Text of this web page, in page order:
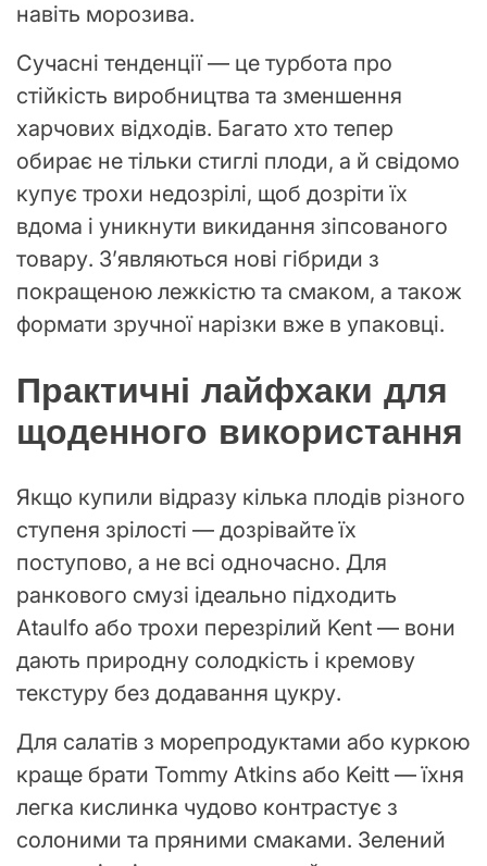
навіть морозива.
Сучасні тенденції — це турбота про
стійкість виробництва та зменшення
харчових відходів. Багато хто тепер
обирає не тільки стиглі плоди, а й свідомо
купує трохи недозрілі, щоб дозріти їх
вдома і уникнути викидання зіпсованого
товару. З’являються нові гібриди з
покращеною лежкістю та смаком, а також
формати зручної нарізки вже в упаковці.
Практичні лайфхаки для
щоденного використання
Якщо купили відразу кілька плодів різного
ступеня зрілості — дозрівайте їх
поступово, а не всі одночасно. Для
ранкового смузі ідеально підходить
Ataulfo або трохи перезрілий Kent — вони
дають природну солодкість і кремову
текстуру без додавання цукру.
Для салатів з морепродуктами або куркою
краще брати Tommy Atkins або Keitt — їхня
легка кислинка чудово контрастує з
солоними та пряними смаками. Зелений